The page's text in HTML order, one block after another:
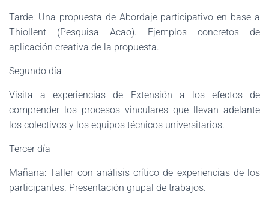
Tarde: Una propuesta de Abordaje participativo en base a
Thiollent (Pesquisa Acao). Ejemplos concretos de
aplicación creativa de la propuesta.
Segundo día
Visita a experiencias de Extensión a los efectos de
comprender los procesos vinculares que llevan adelante
los colectivos y los equipos técnicos universitarios.
Tercer día
Mañana: Taller con análisis crítico de experiencias de los
participantes. Presentación grupal de trabajos.